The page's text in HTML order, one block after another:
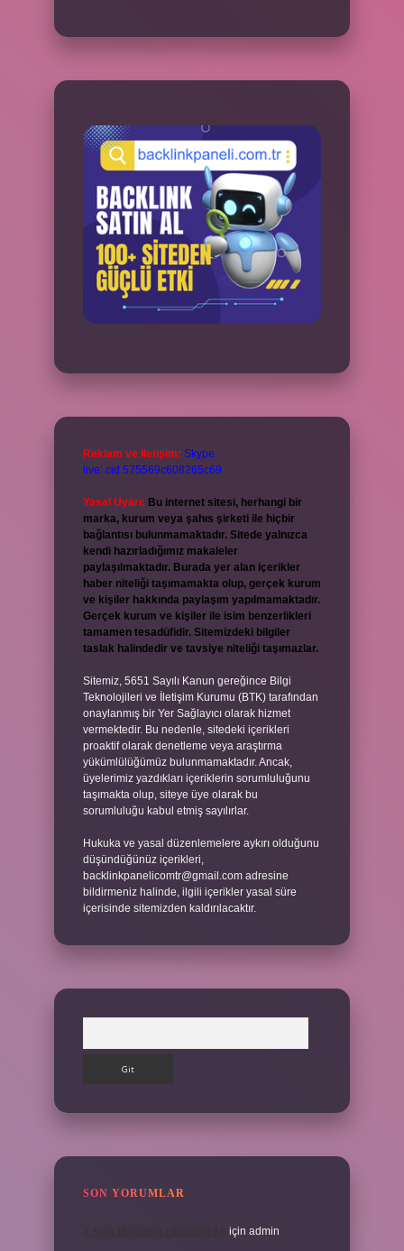
Reklam ve İletişim: Skype:
live:.cid.575569c608265c69
Yasal Uyarı: Bu internet sitesi, herhangi bir
marka, kurum veya şahıs şirketi ile hiçbir
bağlantısı bulunmamaktadır. Sitede yalnızca
kendi hazırladığımız makaleler
paylaşılmaktadır. Burada yer alan içerikler
haber niteliği taşımamakta olup, gerçek kurum
ve kişiler hakkında paylaşım yapılmamaktadır.
Gerçek kurum ve kişiler ile isim benzerlikleri
tamamen tesadüfidir. Sitemizdeki bilgiler
taslak halindedir ve tavsiye niteliği taşımazlar.
Sitemiz, 5651 Sayılı Kanun gereğince Bilgi
Teknolojileri ve İletişim Kurumu (BTK) tarafından
onaylanmış bir Yer Sağlayıcı olarak hizmet
vermektedir. Bu nedenle, sitedeki içerikleri
proaktif olarak denetleme veya araştırma
yükümlülüğümüz bulunmamaktadır. Ancak,
üyelerimiz yazdıkları içeriklerin sorumluluğunu
taşımakta olup, siteye üye olarak bu
sorumluluğu kabul etmiş sayılırlar.
Hukuka ve yasal düzenlemelere aykırı olduğunu
düşündüğünüz içerikleri,
backlinkpanelicomtr@gmail.com adresine
bildirmeniz halinde, ilgili içerikler yasal süre
içerisinde sitemizden kaldırılacaktır.
SON YORUMLAR
için admin